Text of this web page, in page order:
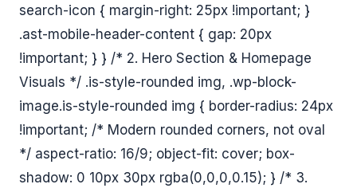
search-icon { margin-right: 25px !important; }
.ast-mobile-header-content { gap: 20px
!important; } } /* 2. Hero Section & Homepage
Visuals */ .is-style-rounded img, .wp-block-
image.is-style-rounded img { border-radius: 24px
!important; /* Modern rounded corners, not oval
*/ aspect-ratio: 16/9; object-fit: cover; box-
shadow: 0 10px 30px rgba(0,0,0,0.15); } /* 3.